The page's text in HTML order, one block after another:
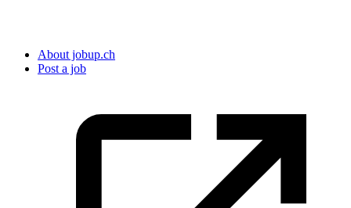
About jobup.ch
Post a job